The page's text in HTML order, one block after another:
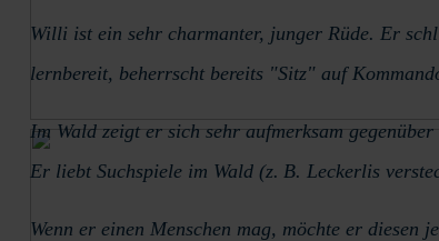
Willi ist ein sehr charmanter, junger Rüde. Er
lernbereit, beherrscht bereits "Sitz" auf
Im Wald zeigt er sich sehr aufmerksam
Er liebt Suchspiele im Wald (z. B. Leckerlis
Wenn er einen Menschen mag, möchte er